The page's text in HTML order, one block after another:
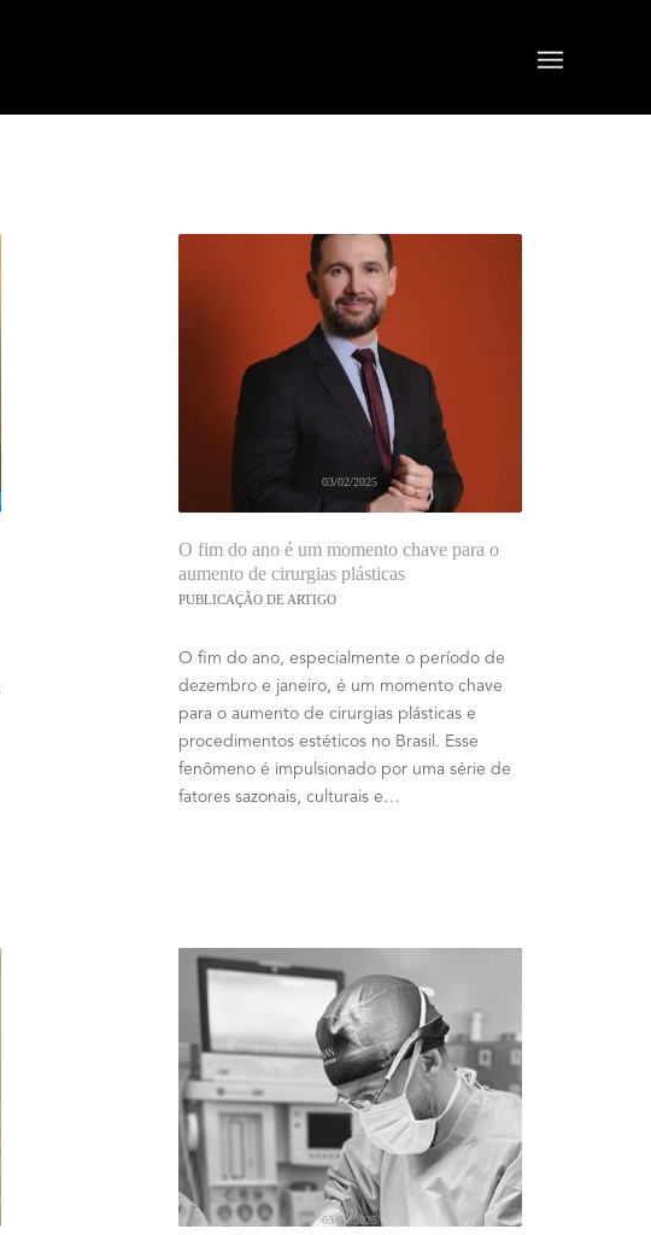
O fim do ano é um momento chave para o
aumento de cirurgias plásticas
PUBLICAÇÃO DE ARTIGO
O fim do ano, especialmente o período de
dezembro e janeiro, é um momento chave
para o aumento de cirurgias plásticas e
procedimentos estéticos no Brasil. Esse
fenômeno é impulsionado por uma série de
fatores sazonais, culturais e…
03/02/2025
03/02/2025